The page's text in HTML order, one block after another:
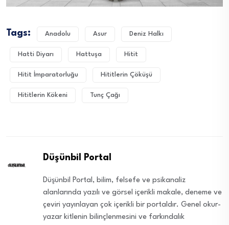
Tags: Anadolu Asur Deniz Halkı
Hatti Diyarı Hattuşa Hitit
Hitit İmparatorluğu Hititlerin Çöküşü
Hititlerin Kökeni Tunç Çağı
Düşünbil Portal
Düşünbil Portal, bilim, felsefe ve psikanaliz
alanlarında yazılı ve görsel içerikli makale, deneme ve
çeviri yayınlayan çok içerikli bir portaldır. Genel okur-
yazar kitlenin bilinçlenmesini ve farkındalık